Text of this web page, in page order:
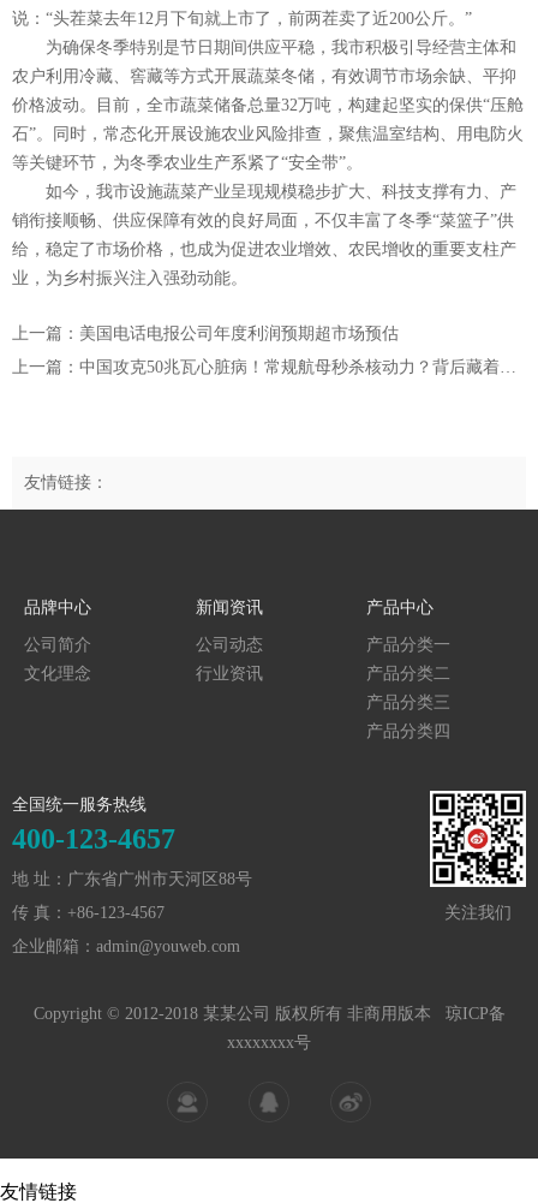
说：“头茬菜去年12月下旬就上市了，前两茬卖了近200公斤。”
为确保冬季特别是节日期间供应平稳，我市积极引导经营主体和
农户利用冷藏、窖藏等方式开展蔬菜冬储，有效调节市场余缺、平抑
价格波动。目前，全市蔬菜储备总量32万吨，构建起坚实的保供“压舱
石”。同时，常态化开展设施农业风险排查，聚焦温室结构、用电防火
等关键环节，为冬季农业生产系紧了“安全带”。
如今，我市设施蔬菜产业呈现规模稳步扩大、科技支撑有力、产
销衔接顺畅、供应保障有效的良好局面，不仅丰富了冬季“菜篮子”供
给，稳定了市场价格，也成为促进农业增效、农民增收的重要支柱产
业，为乡村振兴注入强劲动能。
上一篇：美国电话电报公司年度利润预期超市场预估
友情链接：
品牌中心
公司简介
文化理念
新闻资讯
公司动态
行业资讯
产品中心
产品分类一
产品分类二
产品分类三
产品分类四
全国统一服务热线
400-123-4657
地 址：广东省广州市天河区88号
传 真：+86-123-4567
企业邮箱：admin@youweb.com
关注我们
Copyright © 2012-2018 某某公司 版权所有 非商用版本 琼ICP备
xxxxxxxx号
友情链接